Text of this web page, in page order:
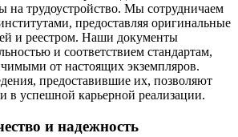
на трудоустройство. Мы сотрудничаем
предоставляя оригинальные
и реестром. Наши документы
и соответствием стандартам,
от настоящих экземпляров.
предоставившие их, позволяют
в успешной карьерной реализации.
и надежность